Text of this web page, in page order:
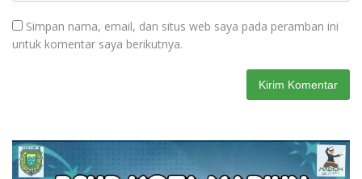
Simpan nama, email, dan situs web saya pada peramban ini
untuk komentar saya berikutnya.